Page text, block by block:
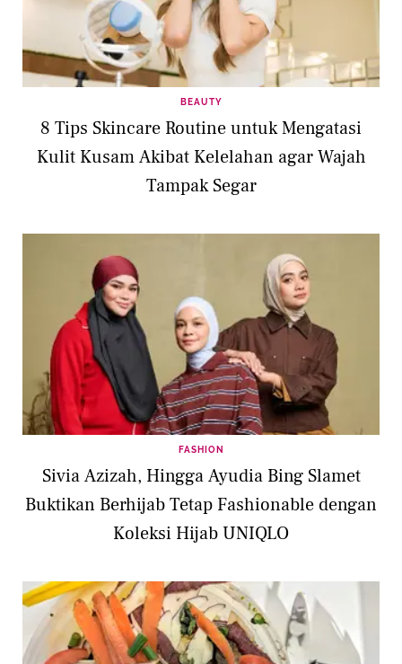
BEAUTY
8 Tips Skincare Routine untuk Mengatasi
Kulit Kusam Akibat Kelelahan agar Wajah
Tampak Segar
FASHION
Sivia Azizah, Hingga Ayudia Bing Slamet
Buktikan Berhijab Tetap Fashionable dengan
Koleksi Hijab UNIQLO